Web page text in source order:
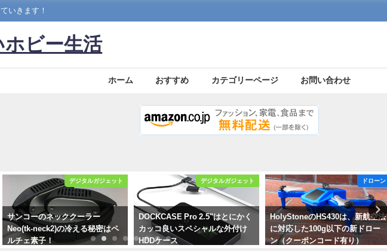
いきます！
ビー生活
ホーム おすすめ カテゴリーページ お問い合わせ
デジタルガジェット
サンコーのネッククーラー
Neo(tk-neck2)の冷える秘密はペ
ルチェ素子！
デジタルガジェット
DOCKCASE Pro 2.5"はとにかく
カッコ良いスペシャルな外付け
HDDケース
ドローン
HolyStoneのHS430は、新航空法
に対応した100g以下の新ドロー
ン（クーポンコード有り）